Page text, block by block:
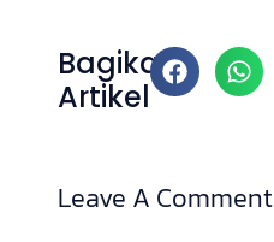
Bagikan
Artikel
Leave A Comment